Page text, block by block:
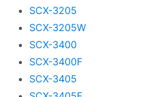
SCX-3205
SCX-3205W
SCX-3400
SCX-3400F
SCX-3405